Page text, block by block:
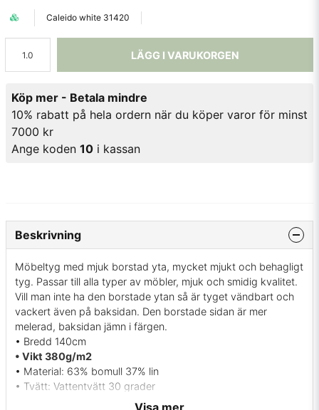
Caleido white 31420
LÄGG I VARUKORGEN
Köp mer - Betala mindre
10% rabatt på hela ordern när du köper varor för minst
7000 kr
Ange koden 10 i kassan
Beskrivning
Möbeltyg med mjuk borstad yta, mycket mjukt och behagligt
tyg. Passar till alla typer av möbler, mjuk och smidig kvalitet.
Vill man inte ha den borstade ytan så är tyget vändbart och
vackert även på baksidan. Den borstade sidan är mer
melerad, baksidan jämn i färgen.
• Bredd 140cm
• Vikt 380g/m2
• Material: 63% bomull 37% lin
• Tvätt: Vattentvätt 30 grader
• Martindale: 32500 (ISO 12947-2)
Visa mer